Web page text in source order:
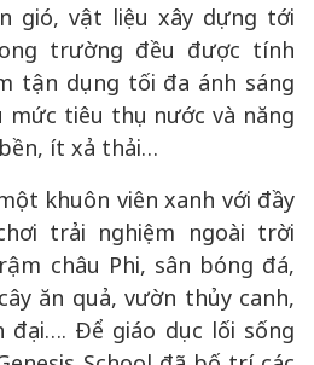
gió, vật liệu xây dựng tới
trường đều được tính
tận dụng tối đa ánh sáng
mức tiêu thụ nước và năng
ít xả thải…
khuôn viên xanh với đầy
trải nghiệm ngoài trời
châu Phi, sân bóng đá,
ăn quả, vườn thủy canh,
đại…. Để giáo dục lối sống